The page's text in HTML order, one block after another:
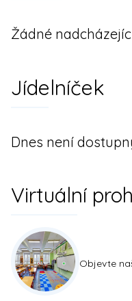
Žádné
Jídelníček
Dnes není
Virtuální
Objevte